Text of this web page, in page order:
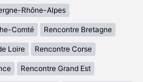
Rhône-Alpes
Comté Rencontre Bretagne
Loire Rencontre Corse
Rencontre Grand Est